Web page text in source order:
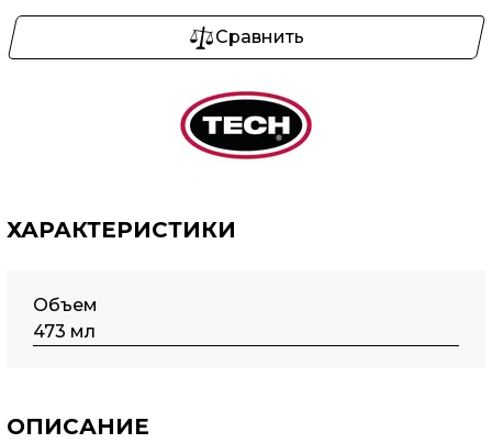
Сравнить
ХАРАКТЕРИСТИКИ
Объем
473 мл
ОПИСАНИЕ